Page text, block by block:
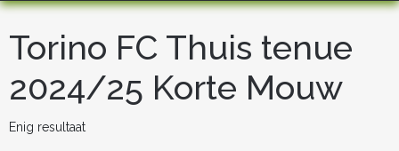
Torino FC Thuis tenue
2024/25 Korte Mouw
Enig resultaat